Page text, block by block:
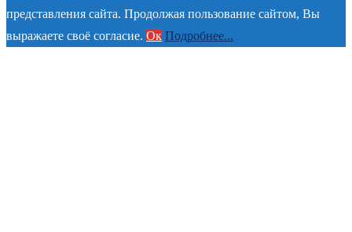
представления сайта. Продолжая пользование сайтом, Вы
выражаете своё согласие. Ок Подробнее...